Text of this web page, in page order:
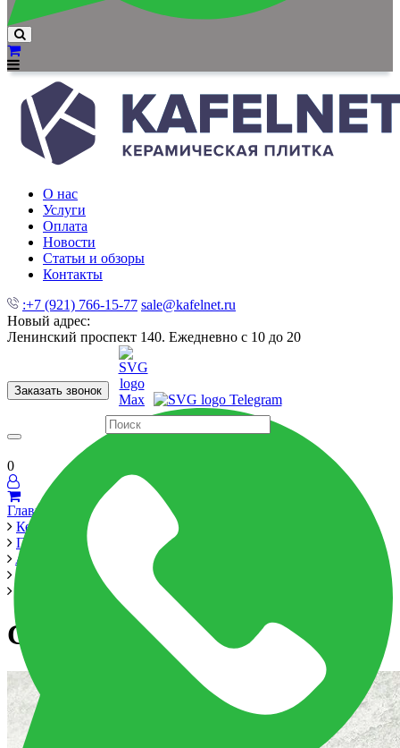
О нас
Услуги
Оплата
Новости
Статьи и обзоры
Контакты
:+7 (921) 766-15-77 sale@kafelnet.ru
Новый адрес:
Ленинский проспект 140. Ежедневно с 10 до 20
Заказать звонок
60x120 60x60 Для ванной Для кухни
0
Главная
Керамика
Производители
Alma Ceramica
Capriani 570x1140
Capriani new